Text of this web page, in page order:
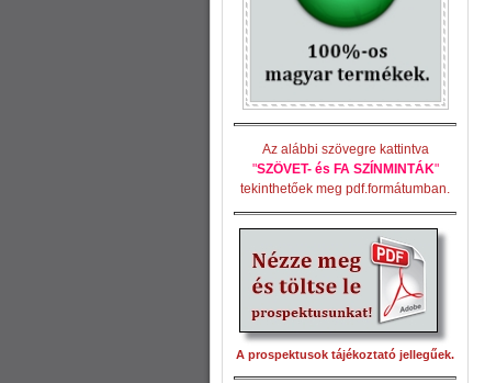
Az alábbi szövegre kattintva
"SZÖVET- és FA SZÍNMINTÁK"
tekinthetőek meg pdf.formátumban.
A prospektusok tájékoztató jellegűek.